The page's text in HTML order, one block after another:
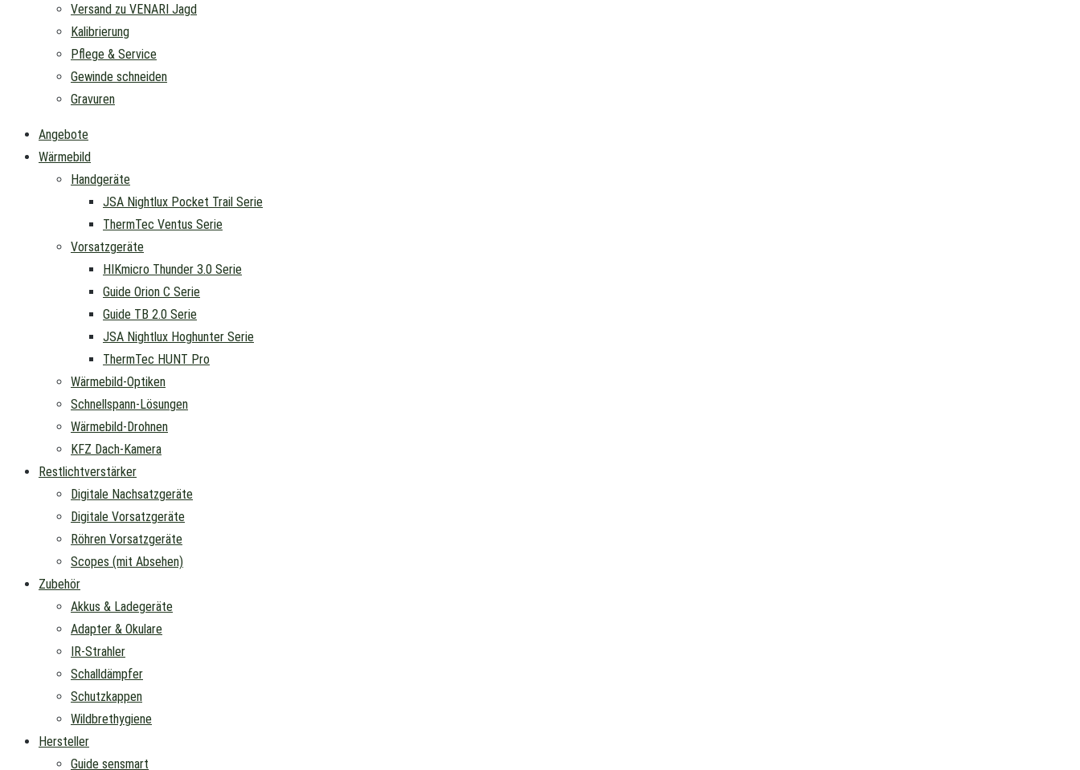
Versand zu VENARI Jagd
Kalibrierung
Pflege & Service
Gewinde schneiden
Gravuren
Angebote
Wärmebild
Handgeräte
JSA Nightlux Pocket Trail Serie
ThermTec Ventus Serie
Vorsatzgeräte
HIKmicro Thunder 3.0 Serie
Guide Orion C Serie
Guide TB 2.0 Serie
JSA Nightlux Hoghunter Serie
ThermTec HUNT Pro
Wärmebild-Optiken
Schnellspann-Lösungen
Wärmebild-Drohnen
KFZ Dach-Kamera
Restlichtverstärker
Digitale Nachsatzgeräte
Digitale Vorsatzgeräte
Röhren Vorsatzgeräte
Scopes (mit Absehen)
Zubehör
Akkus & Ladegeräte
Adapter & Okulare
IR-Strahler
Schalldämpfer
Schutzkappen
Wildbrethygiene
Hersteller
Guide sensmart